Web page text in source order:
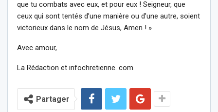
que tu combats avec eux, et pour eux ! Seigneur, que
ceux qui sont tentés d’une manière ou d’une autre, soient
victorieux dans le nom de Jésus, Amen ! »
Avec amour,
La Rédaction et infochretienne. com
Partager